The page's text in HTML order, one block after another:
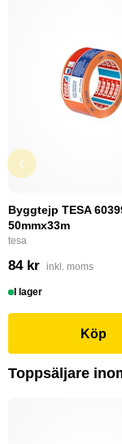
Byggtejp TESA
50mmx33m
tesa
84 kr inkl. moms
I lager
Köp
Toppsäljare